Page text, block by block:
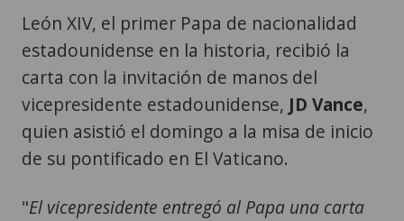
León XIV, el primer Papa de nacionalidad
estadounidense en la historia, recibió la
carta con la invitación de manos del
vicepresidente estadounidense, JD Vance,
quien asistió el domingo a la misa de inicio
de su pontificado en El Vaticano.
"El vicepresidente entregó al Papa una carta